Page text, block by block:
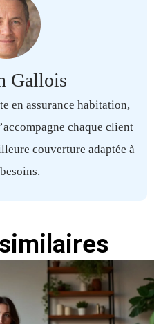
Gallois
en assurance habitation,
chaque client
couverture adaptée à